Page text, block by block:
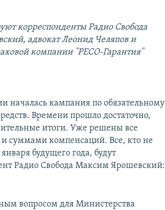
корреспонденты Радио Свобода
адвокат Леонид Челяпов и
компании "РЕСО-Гарантия"
началась кампания по обязательному
Времени прошло достаточно,
итоги. Уже решены все
суммами компенсаций. Все, кто не
будущего года, будут
Радио Свобода Максим Ярошевский:
вопросом для Министерства